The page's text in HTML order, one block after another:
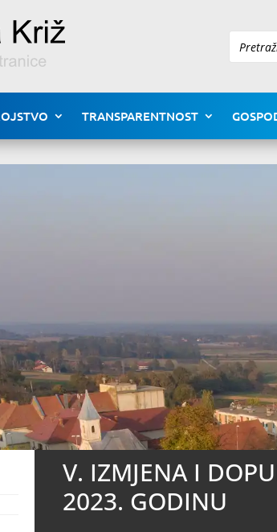
Pretraži
TRANSPARENTNOST
V. IZMJENA I
2023. GODINU